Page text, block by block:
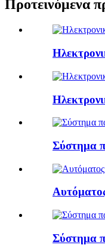
Προτεινόμενα
Σύστημα
Σύστημα